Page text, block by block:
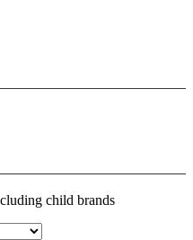
child brands